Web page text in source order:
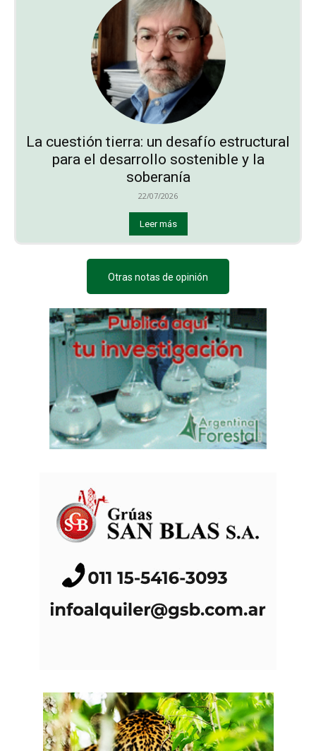
La cuestión tierra: un desafío estructural
para el desarrollo sostenible y la
soberanía
22/07/2026
Leer más
Otras notas de opinión